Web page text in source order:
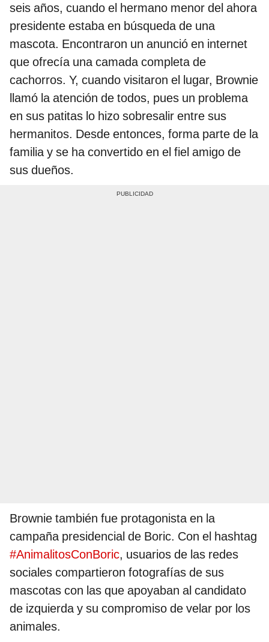
seis años, cuando el hermano menor del ahora
presidente estaba en búsqueda de una
mascota. Encontraron un anunció en internet
que ofrecía una camada completa de
cachorros. Y, cuando visitaron el lugar, Brownie
llamó la atención de todos, pues un problema
en sus patitas lo hizo sobresalir entre sus
hermanitos. Desde entonces, forma parte de la
familia y se ha convertido en el fiel amigo de
sus dueños.
Brownie también fue protagonista en la
campaña presidencial de Boric. Con el hashtag
#AnimalitosConBoric, usuarios de las redes
sociales compartieron fotografías de sus
mascotas con las que apoyaban al candidato
de izquierda y su compromiso de velar por los
animales.